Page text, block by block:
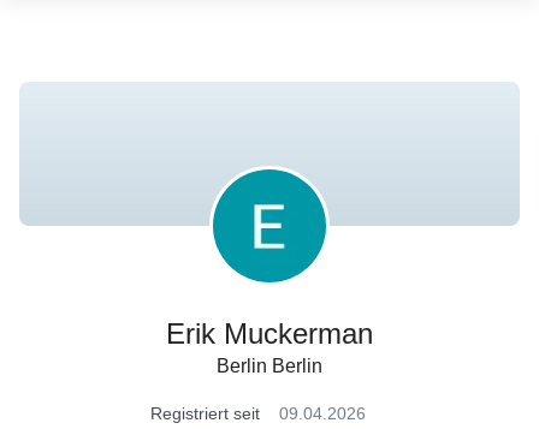
Erik Muckerman
Berlin Berlin
Registriert seit
09.04.2026